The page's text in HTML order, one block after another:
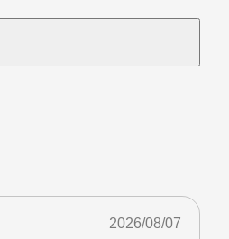
2026/08/07